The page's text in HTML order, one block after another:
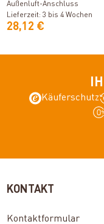
Außenluft-Anschluss
Lieferzeit: 3 bis 4 Wochen
28,12 €
Käuferschutz
KONTAKT
Kontaktformular